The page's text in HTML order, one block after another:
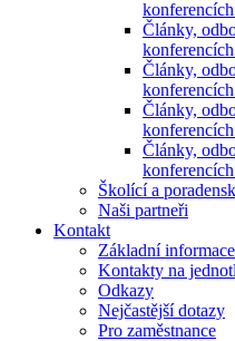
Články,
Články,
Články,
Články,
Školící a
Naši partneři
Kontakt
Základní informace
Kontakty na
Odkazy
Nejčastější dotazy
Pro zaměstnance